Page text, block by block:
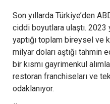
Son yıllarda Türkiye’den
ciddi boyutlara ulaştı. 2023
yaptığı toplam bireysel ve
milyar doları aştığı tahmin
bir kısmı gayrimenkul
restoran franchiseları ve
odaklanıyor.